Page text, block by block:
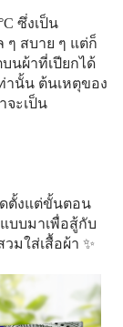
ซึ่งเป็น
สบาย ๆ แต่ก็
นผ้าที่เปียกได้
านั้น ต้นเหตุของ
จะเป็น
ตั้งแต่ขั้นตอน
บบมาเพื่อสู้กับ
มใส่เสื้อผ้า ✨